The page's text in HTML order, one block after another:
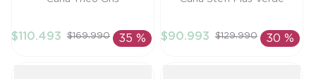
$110.493 $169.990 35 % $90.993 $129.990 30 %